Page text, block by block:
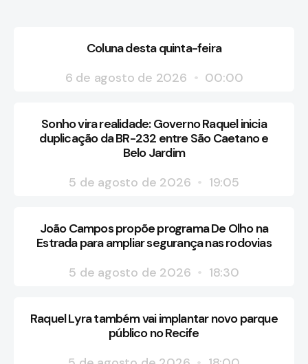
Coluna desta quinta-feira
6 de agosto de 2026
00:00
Sonho vira realidade: Governo Raquel inicia
duplicação da BR-232 entre São Caetano e
Belo Jardim
5 de agosto de 2026
19:05
João Campos propõe programa De Olho na
Estrada para ampliar segurança nas rodovias
5 de agosto de 2026
18:30
Raquel Lyra também vai implantar novo parque
público no Recife